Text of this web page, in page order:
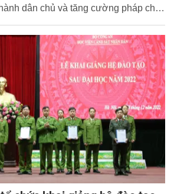
dân chủ và tăng cường pháp chế,
40 năm đổi mới”. Đồng chí Đại tá,
Phó Giám đốc Học viện và đồng
Phó Hiệu trưởng phụ trách Trường
Hòa đồng chủ trì Hội thảo.